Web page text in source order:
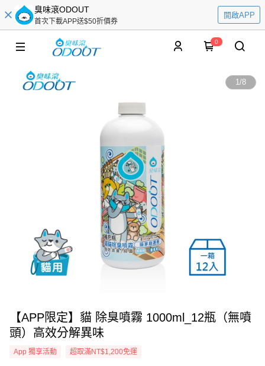
臭味滾ODOUT
首次下載APP送$50折價券
開啟APP
0
1/8
【APP限定】貓 除臭噴霧 1000ml_12瓶（無噴
頭）高效分解異味
App 獨享活動 超取滿NT$1,200免運